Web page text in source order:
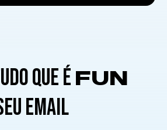
QUE É FUN
EMAIL